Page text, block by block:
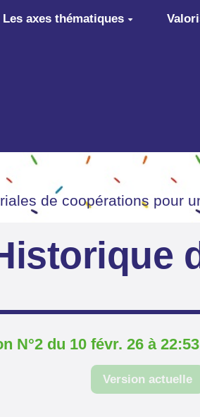
Les axes thématiques
de coopérations pour
N°2 du 10 févr. 26 à
Version actuelle